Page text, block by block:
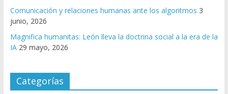
Comunicación y relaciones humanas ante los algoritmos 3
junio, 2026
Magnifica humanitas: León lleva la doctrina social a la era de la
IA 29 mayo, 2026
Categorías